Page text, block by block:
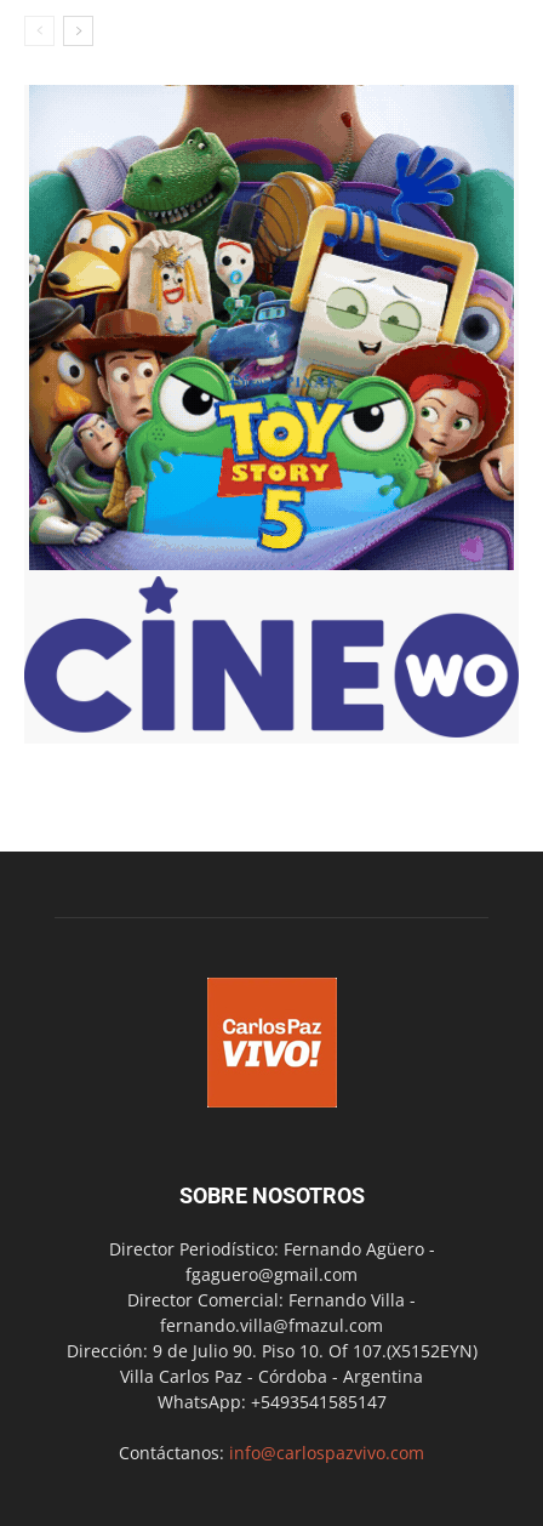
SOBRE NOSOTROS
Director Periodístico: Fernando Agüero -
fgaguero@gmail.com
Director Comercial: Fernando Villa -
fernando.villa@fmazul.com
Dirección: 9 de Julio 90. Piso 10. Of 107.(X5152EYN)
Villa Carlos Paz - Córdoba - Argentina
WhatsApp: +5493541585147
Contáctanos: info@carlospazvivo.com